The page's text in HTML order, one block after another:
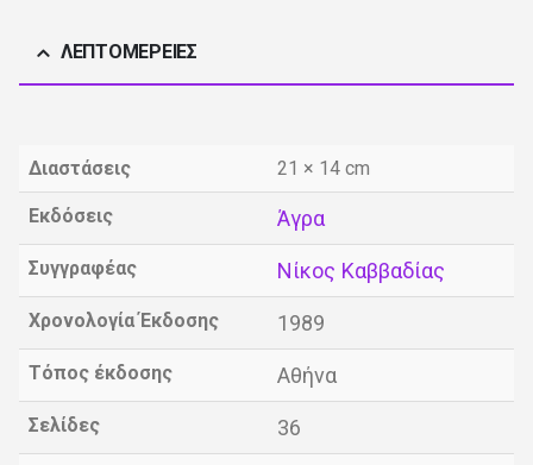
ΛΕΠΤΟΜΈΡΕΙΕΣ
Διαστάσεις 21 × 14 cm
Εκδόσεις Άγρα
Συγγραφέας Νίκος Καββαδίας
Χρονολογία Έκδοσης 1989
Τόπος έκδοσης Αθήνα
Σελίδες 36